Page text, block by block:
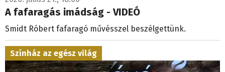
A fafaragás imádság - VIDEÓ
Smidt Róbert fafaragó művésszel beszélgettünk.
Színház az egész világ